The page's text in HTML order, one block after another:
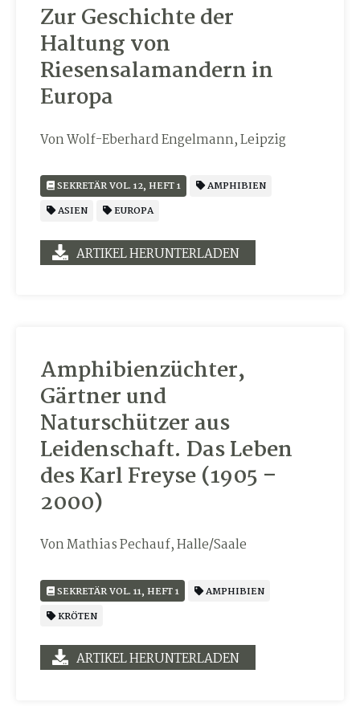
Zur Geschichte der
Haltung von
Riesensalamandern in
Europa
Von Wolf-Eberhard Engelmann, Leipzig
SEKRETÄR VOL. 12, HEFT 1
AMPHIBIEN
ASIEN
EUROPA
ARTIKEL HERUNTERLADEN
Amphibienzüchter,
Gärtner und
Naturschützer aus
Leidenschaft. Das Leben
des Karl Freyse (1905 –
2000)
Von Mathias Pechauf, Halle/Saale
SEKRETÄR VOL. 11, HEFT 1
AMPHIBIEN
KRÖTEN
ARTIKEL HERUNTERLADEN